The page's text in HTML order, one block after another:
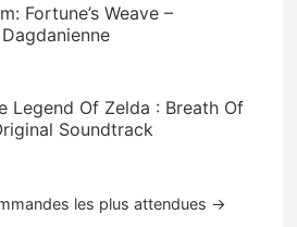
Fortune’s Weave –
Legend Of Zelda : Breath Of
Soundtrack
les plus attendues →